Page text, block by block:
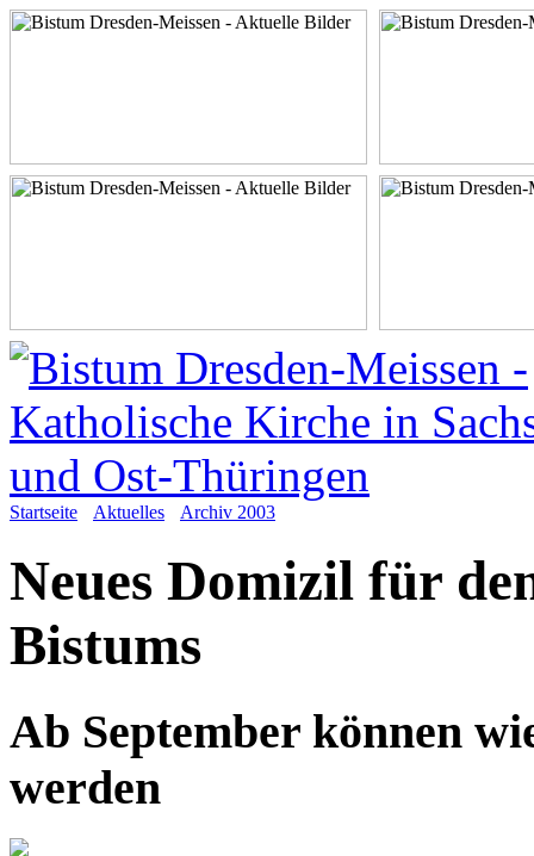
Startseite Aktuelles Archiv 2003
Neues Domizil für
Bistums
Ab September können
werden